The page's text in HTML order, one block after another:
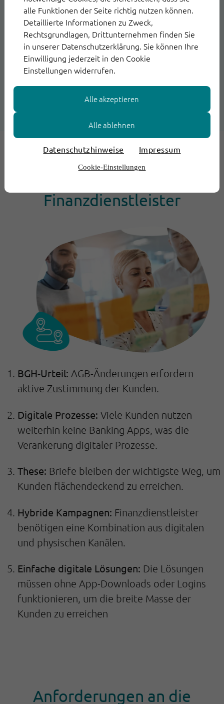
alle Funktionen der Seite richtig nutzen können.
Detaillierte Informationen zu Zweck,
Rechtsgrundlagen, Drittunternehmen finden Sie
in unserer Datenschutzerklärung. Sie können Ihre
Einwilligung jederzeit in den Cookie
Einstellungen widerrufen.
Datenschutzhinweise Impressum
Cookie-Einstellungen
Alle ablehnen
Alle akzeptieren
SPS
Germany,
Client
Management
ThinkOwl
Gruppe
Ausgangssituation für das
Finanzdienstleister
BGH-Urteil: AGB-Änderungen erfordern
aktive Zustimmung der Kunden.
Digitale Prozesse: Viele Kunden nutzen
weiterhin keine Banking Apps, was die
Verankerung digitaler Prozesse.
These: Briefe bleiben der wichtigste Weg, um
Kunden flächendeckend zu erreichen.
Hybride Kampagnen: Finanzdienstleister
benötigen eine Kombination aus digitalen
und physischen Kanälen.
Einfache digitale Lösungen: Die Lösungen
müssen ohne App-Downloads oder Logins
funktionieren, um die breite Masse der
Kunden zu erreichen
Anforderungen an die